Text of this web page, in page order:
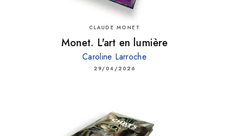
CLAUDE MONET
Monet. L'art en lumière
Caroline Larroche
29/04/2026